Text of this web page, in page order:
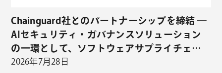
Chainguard社とのパートナーシップを締結 ―
AIセキュリティ・ガバナンスソリューション
の一環として、ソフトウェアサプライチェー
ンセキュリティの取り扱いを開始 ―
2026年7月28日